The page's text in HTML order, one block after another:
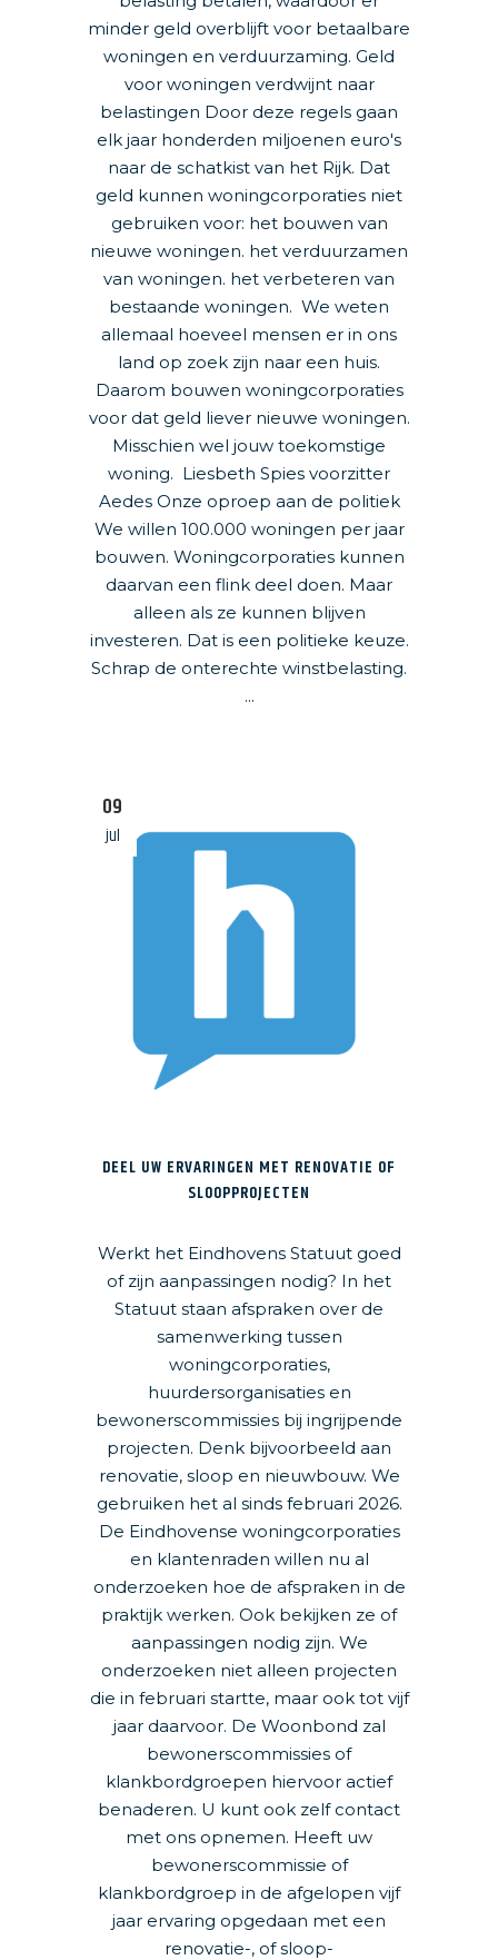
minder geld overblijft voor betaalbare
woningen en verduurzaming. Geld
voor woningen verdwijnt naar
belastingen Door deze regels gaan
elk jaar honderden miljoenen euro's
naar de schatkist van het Rijk. Dat
geld kunnen woningcorporaties niet
gebruiken voor: het bouwen van
nieuwe woningen. het verduurzamen
van woningen. het verbeteren van
bestaande woningen. We weten
allemaal hoeveel mensen er in ons
land op zoek zijn naar een huis.
Daarom bouwen woningcorporaties
voor dat geld liever nieuwe woningen.
Misschien wel jouw toekomstige
woning. Liesbeth Spies voorzitter
Aedes Onze oproep aan de politiek
We willen 100.000 woningen per jaar
bouwen. Woningcorporaties kunnen
daarvan een flink deel doen. Maar
alleen als ze kunnen blijven
investeren. Dat is een politieke keuze.
Schrap de onterechte winstbelasting.
...
09
jul
DEEL UW ERVARINGEN MET RENOVATIE OF
SLOOPPROJECTEN
Werkt het Eindhovens Statuut goed
of zijn aanpassingen nodig? In het
Statuut staan afspraken over de
samenwerking tussen
woningcorporaties,
huurdersorganisaties en
bewonerscommissies bij ingrijpende
projecten. Denk bijvoorbeeld aan
renovatie, sloop en nieuwbouw. We
gebruiken het al sinds februari 2026.
De Eindhovense woningcorporaties
en klantenraden willen nu al
onderzoeken hoe de afspraken in de
praktijk werken. Ook bekijken ze of
aanpassingen nodig zijn. We
onderzoeken niet alleen projecten
die in februari startte, maar ook tot vijf
jaar daarvoor. De Woonbond zal
bewonerscommissies of
klankbordgroepen hiervoor actief
benaderen. U kunt ook zelf contact
met ons opnemen. Heeft uw
bewonerscommissie of
klankbordgroep in de afgelopen vijf
jaar ervaring opgedaan met een
renovatie-, of sloop-